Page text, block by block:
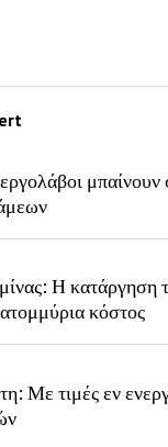
μπαίνουν
Η κατάργηση
κόστος
Με τιμές εν